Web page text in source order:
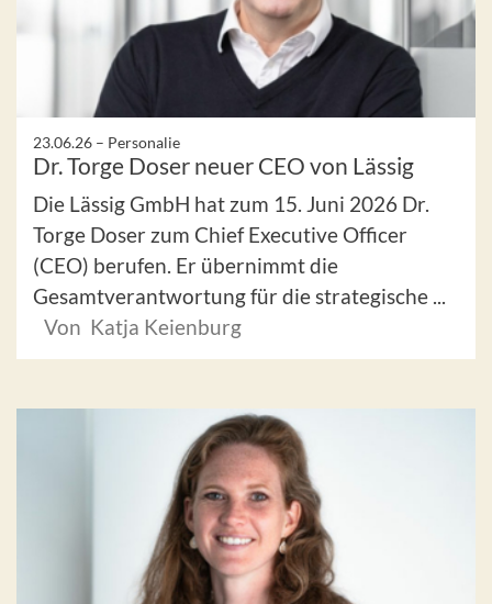
23.06.26 – Personalie
Dr. Torge Doser neuer CEO von Lässig
Die Lässig GmbH hat zum 15. Juni 2026 Dr.
Torge Doser zum Chief Executive Officer
(CEO) berufen. Er übernimmt die
Gesamtverantwortung für die strategische ...
Von Katja Keienburg